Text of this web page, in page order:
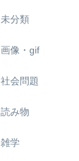
未分類
画像・gif
社会問題
読み物
雑学